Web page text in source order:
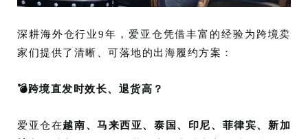
深耕海外仓行业9年，爱亚仓凭借丰富的经验为跨境卖
家们提供了 清晰、可落地的出海履约方案：
💣跨境直发时效长、退货高？
爱亚仓在越南、马来西亚、泰国、印尼、菲律宾、新加